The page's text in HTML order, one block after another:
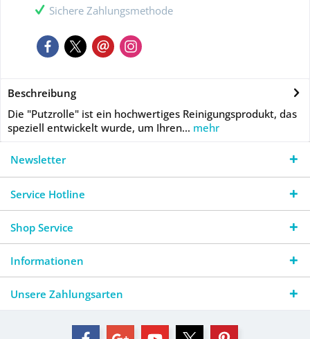
Sichere Zahlungsmethode
Beschreibung
Die "Putzrolle" ist ein hochwertiges Reinigungsprodukt, das
speziell entwickelt wurde, um Ihren... mehr
Newsletter
Service Hotline
Shop Service
Informationen
Unsere Zahlungsarten